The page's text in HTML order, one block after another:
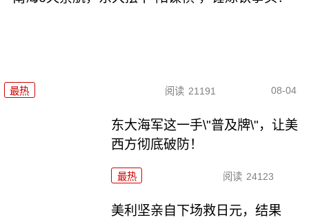
最热 阅读 21191 08-04
东大海军这一手\"普及牌\"，让美
西方彻底破防！
最热 阅读 24123
美利坚亲自下场救日元，结果